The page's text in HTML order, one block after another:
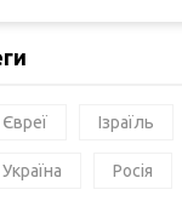
Євреї Ізраїль
Україна Росія